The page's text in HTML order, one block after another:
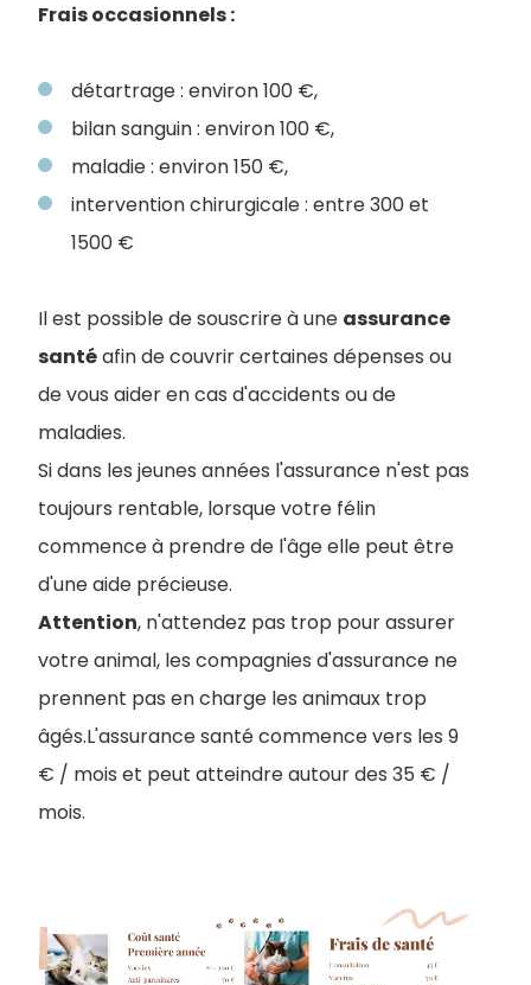
Frais occasionnels :
détartrage : environ 100 €,
bilan sanguin : environ 100 €,
maladie : environ 150 €,
intervention chirurgicale : entre 300 et
1500 €
Il est possible de souscrire à une assurance
santéafin de couvrir certaines dépenses ou
de vous aider en cas d'accidents ou de
maladies.
Si dans les jeunes années l'assurance n'est pas
toujours rentable, lorsque votre félin
commence à prendre de l'âge elle peut être
d'une aide précieuse.
Attention, n'attendez pas trop pour assurer
votre animal, les compagnies d'assurance ne
prennent pas en charge les animaux trop
âgés.L'assurance santé commence vers les 9
€ / mois et peut atteindre autour des 35 € /
mois.